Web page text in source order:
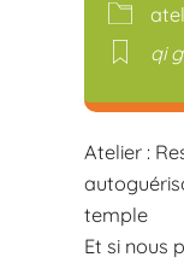
qi
Atelier :
temple
Et si nous